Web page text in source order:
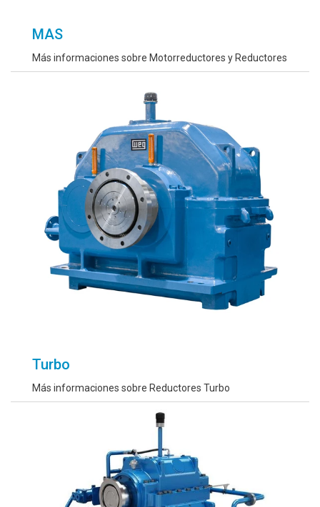
MAS
Más informaciones sobre Motorreductores y Reductores
Turbo
Más informaciones sobre Reductores Turbo